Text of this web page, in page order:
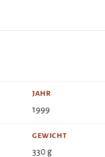
JAHR
1999
GEWICHT
330 g